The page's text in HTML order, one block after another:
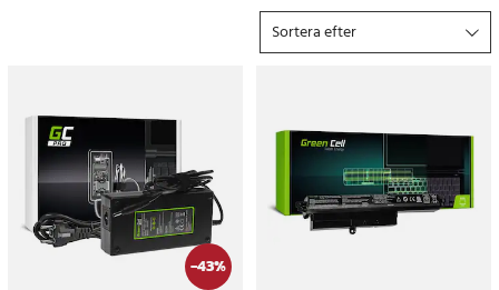
Sortera efter
-43%